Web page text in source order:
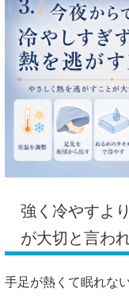
強く冷やすよ
が大切と言わ
手足が熱くて眠れな